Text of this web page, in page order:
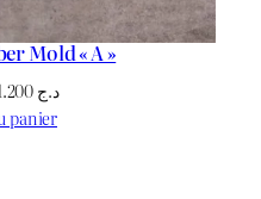
Mold « A »
د.جLe
panier